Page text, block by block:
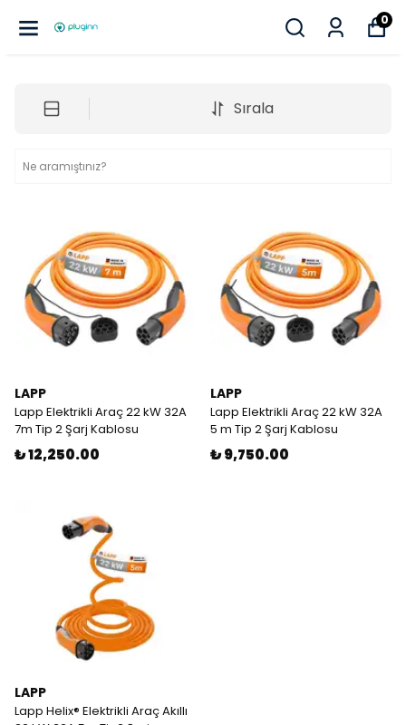
0
Sırala
LAPP
Lapp Elektrikli Araç 22 kW 32A
7m Tip 2 Şarj Kablosu
₺ 12,250.00
LAPP
Lapp Elektrikli Araç 22 kW 32A
5 m Tip 2 Şarj Kablosu
₺ 9,750.00
LAPP
Lapp Helix® Elektrikli Araç Akıllı